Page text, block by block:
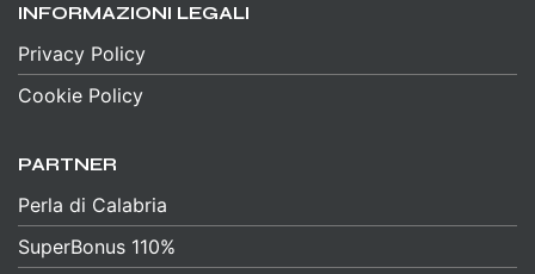
INFORMAZIONI LEGALI
Privacy Policy
Cookie Policy
PARTNER
Perla di Calabria
SuperBonus 110%